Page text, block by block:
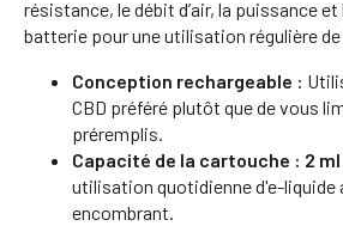
résistance, le débit d’air, la puissance et
batterie pour une utilisation régulière de
Conception rechargeable :
CBD préféré plutôt que de vous
préremplis.
Capacité de la cartouche : 2 ml
utilisation quotidienne d'e-liquide
encombrant.